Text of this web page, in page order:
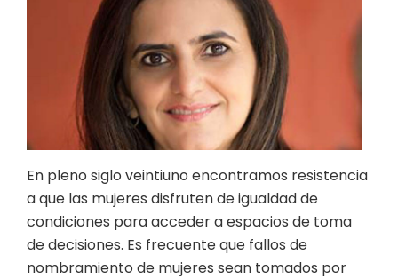
En pleno siglo veintiuno encontramos resistencia
a que las mujeres disfruten de igualdad de
condiciones para acceder a espacios de toma
de decisiones. Es frecuente que fallos de
nombramiento de mujeres sean tomados por